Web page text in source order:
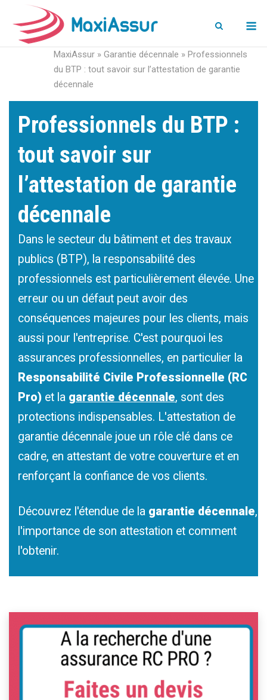
MaxiAssur » Garantie décennale » Professionnels
du BTP : tout savoir sur l’attestation de garantie
décennale
Professionnels du BTP :
tout savoir sur
l’attestation de garantie
décennale
Dans le secteur du bâtiment et des travaux
publics (BTP), la responsabilité des
professionnels est particulièrement élevée. Une
erreur ou un défaut peut avoir des
conséquences majeures pour les clients, mais
aussi pour l'entreprise. C'est pourquoi les
assurances professionnelles, en particulier la
Responsabilité Civile Professionnelle (RC
Pro) et la garantie décennale, sont des
protections indispensables. L'attestation de
garantie décennale joue un rôle clé dans ce
cadre, en attestant de votre couverture et en
renforçant la confiance de vos clients.
Découvrez l'étendue de la garantie décennale,
l'importance de son attestation et comment
l'obtenir.